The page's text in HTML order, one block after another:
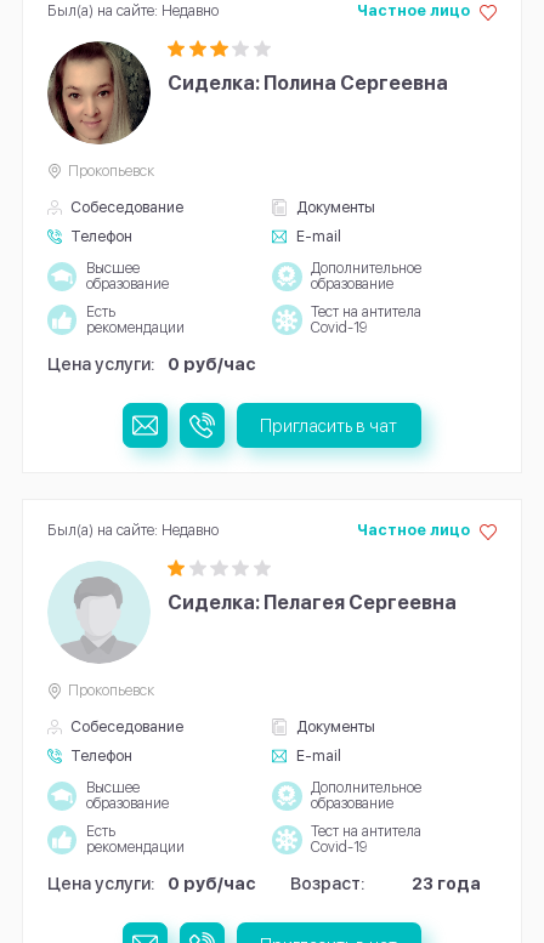
Сиделка: Полина Сергеевна
Собеседование
Документы
Телефон
E-mail
Частное лицо
Прокопьевск
Высшее
образование
Дополнительное
образование
Есть
рекомендации
Тест на антитела
Covid-19
Цена услуги: 0 руб/час
Был(а) на сайте: Недавно
Пригласить в чат
Сиделка: Пелагея Сергеевна
Собеседование
Документы
Телефон
E-mail
Частное лицо
Прокопьевск
Высшее
образование
Дополнительное
образование
Есть
рекомендации
Тест на антитела
Covid-19
Цена услуги: 0 руб/час Возраст: 23 года
Был(а) на сайте: Недавно